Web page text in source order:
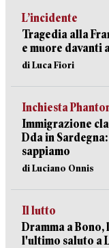
L’incidente
Tragedia alla
e muore davanti
di Luca Fiori
Inchiesta
Immigrazione
Dda in
sappiamo
di Luciano Onnis
Il lutto
Dramma a
l'ultimo saluto a